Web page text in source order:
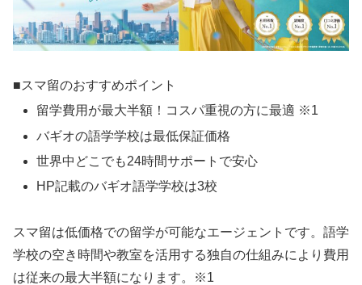
■スマ留のおすすめポイント
留学費用が最大半額！コスパ重視の方に最適 ※1
バギオの語学学校は最低保証価格
世界中どこでも24時間サポートで安心
HP記載のバギオ語学学校は3校
スマ留は低価格での留学が可能なエージェントです。語学
学校の空き時間や教室を活用する独自の仕組みにより費用
は従来の最大半額になります。※1